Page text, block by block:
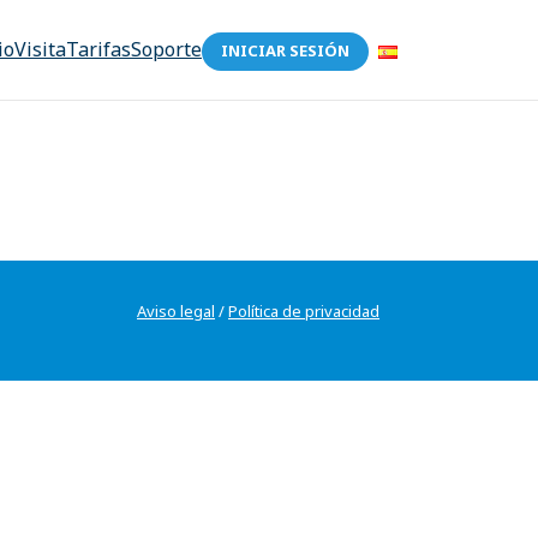
VisitaTarifasSoporte INICIAR SESIÓN
Aviso legal /Política de privacidad